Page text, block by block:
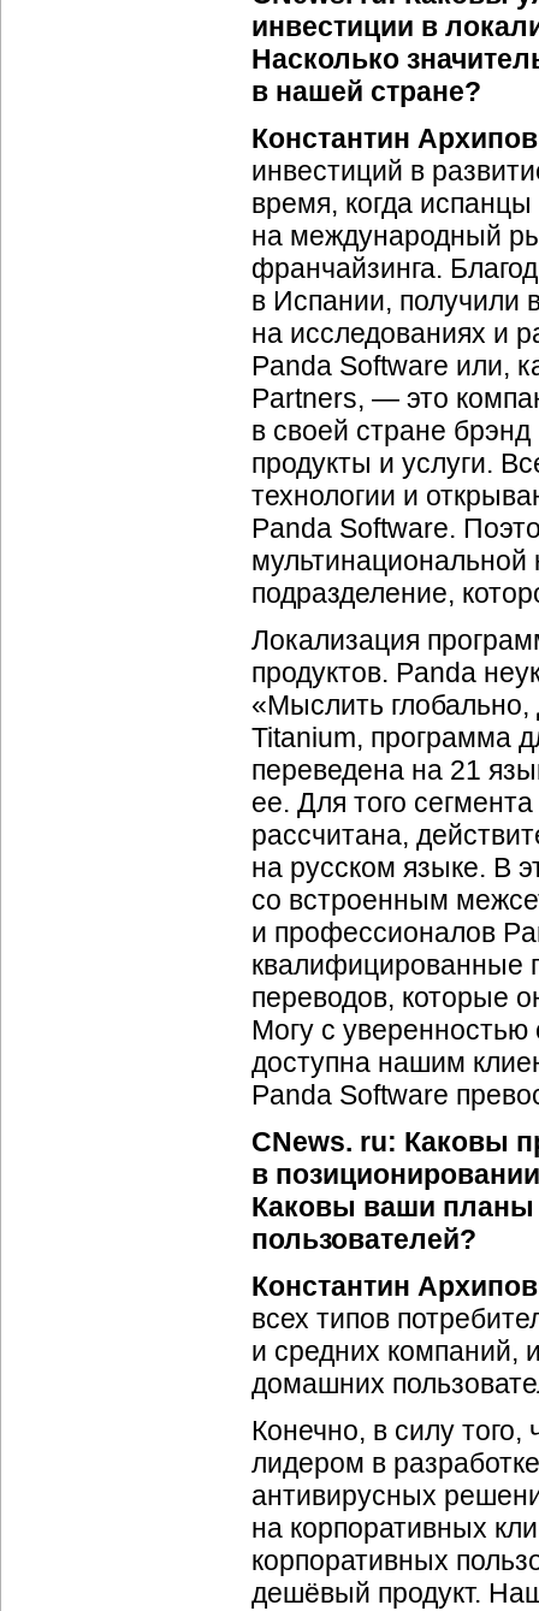
инвестиции в
Насколько
в нашей стране?
Константин
инвестиций в
время, когда
на международный
франчайзинга.
в Испании, получили
на исследованиях и
Panda Software или,
Partners, — это
в своей стране
продукты и услуги.
технологии и
Panda Software.
подразделение,
Локализация
продуктов. Panda
«Мыслить глобально,
Titanium, программа
переведена на 21
ее. Для того
рассчитана,
на русском языке. В
со встроенным
и профессионалов
квалифицированные
переводов, которые
Могу с уверенностью
доступна нашим
Panda Software
CNews. ru: Каковы
в
Каковы ваши планы
пользователей?
Константин
всех типов
и средних компаний,
домашних
Конечно, в силу
лидером в
антивирусных
на корпоративных
корпоративных
дешёвый продукт.